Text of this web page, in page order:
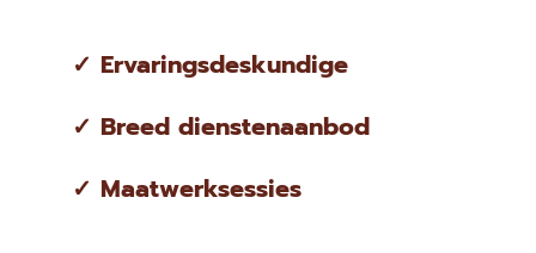
✓ Ervaringsdeskundige
✓ Breed dienstenaanbod
✓ Maatwerksessies